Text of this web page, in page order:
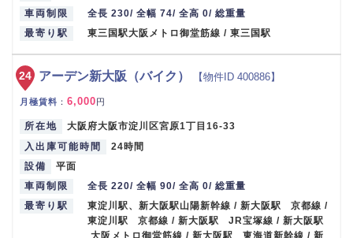
車両制限
全長 230/ 全幅 74/ 全高 0/ 総重量
最寄り駅
東三国駅大阪メトロ御堂筋線 / 東三国駅
アーデン新大阪（バイク） 【物件ID 400886】
月極賃料 ： 6,000円
所在地
大阪府大阪市淀川区宮原1丁目16-33
入出庫可能時間
24時間
設備
平面
車両制限
全長 220/ 全幅 90/ 全高 0/ 総重量
最寄り駅
東淀川駅、新大阪駅山陽新幹線 / 新大阪駅 京都線 /
東淀川駅 京都線 / 新大阪駅 JR宝塚線 / 新大阪駅
大阪メトロ御堂筋線 / 新大阪駅 東海道新幹線 / 新
24